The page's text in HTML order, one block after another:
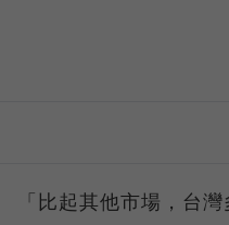
「比起其他市場，台